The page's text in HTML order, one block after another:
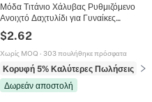
Μόδα Τιτάνιο Χάλυβας Ρυθμιζόμενο
Ανοιχτό Δαχτυλίδι για Γυναίκες
Βίντατζ Επιχρυσωμένο Στρας
Πεταλούδα Στάχυ Λουλούδι Καρδιά
Κορώνα Κοσμήματα
$2.62
Χωρίς MOQ · 303 πουλήθηκε πρόσφατα
Κορυφή 5% Καλύτερες Πωλήσεις
σε
Δωρεάν αποστολή